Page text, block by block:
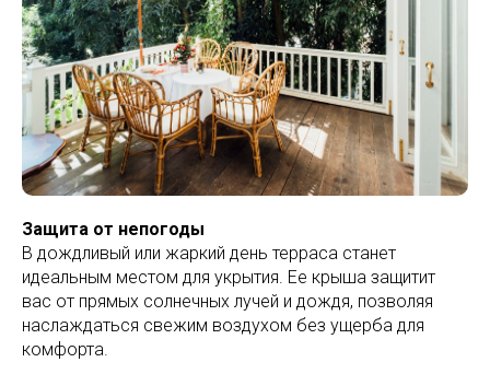
Защита от непогоды
В дождливый или жаркий день терраса станет
идеальным местом для укрытия. Ее крыша защитит
вас от прямых солнечных лучей и дождя, позволяя
наслаждаться свежим воздухом без ущерба для
комфорта.